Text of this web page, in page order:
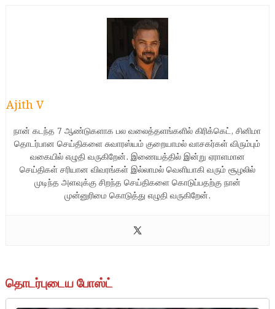
Ajith V
நான் கடந்த 7 ஆண்டுகளாக பல வலைத்தளங்களில் கிரிக்கெட், சினிமா
தொடர்பான செய்திகளை சுவாரஸ்யம் குறையாமல் வாசகர்கள் விரும்பும்
வகையில் எழுதி வருகிறேன். இணையத்தில் இன்று ஏராளமான
செய்திகள் சரியான விவரங்கள் இல்லாமல் வெளியாகி வரும் சூழலில்
முடிந்த அளவுக்கு சிறந்த செய்திகளை கொடுப்பதற்கு நான்
முன்னுரிமை கொடுத்து எழுதி வருகிறேன்.
தொடர்புடைய போஸ்ட்